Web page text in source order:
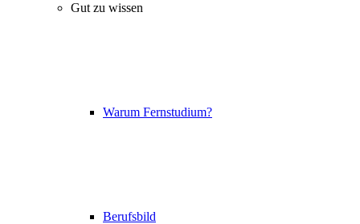
Gut zu wissen
Warum Fernstudium?
Berufsbild